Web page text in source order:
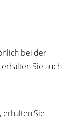
bei der
Sie auch
erhalten Sie